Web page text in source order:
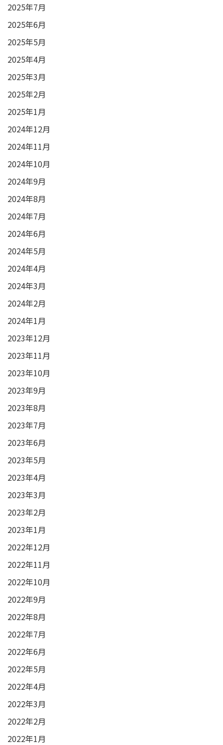
2025年7月
2025年6月
2025年5月
2025年4月
2025年3月
2025年2月
2025年1月
2024年12月
2024年11月
2024年10月
2024年9月
2024年8月
2024年7月
2024年6月
2024年5月
2024年4月
2024年3月
2024年2月
2024年1月
2023年12月
2023年11月
2023年10月
2023年9月
2023年8月
2023年7月
2023年6月
2023年5月
2023年4月
2023年3月
2023年2月
2023年1月
2022年12月
2022年11月
2022年10月
2022年9月
2022年8月
2022年7月
2022年6月
2022年5月
2022年4月
2022年3月
2022年2月
2022年1月